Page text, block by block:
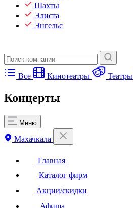
Шахты
Элиста
Энгельс
Все Кинотеатры Театры
Концерты
Меню
Махачкала
Главная
Каталог фирм
Акции/скидки
Афиша